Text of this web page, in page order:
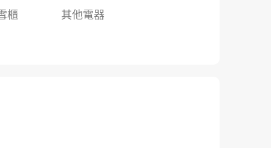
櫃 其他電器